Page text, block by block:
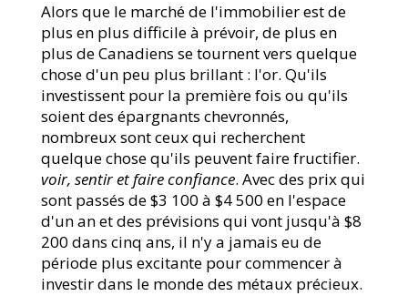
Alors que le marché de l'immobilier est de
plus en plus difficile à prévoir, de plus en
plus de Canadiens se tournent vers quelque
chose d'un peu plus brillant : l'or. Qu'ils
investissent pour la première fois ou qu'ils
soient des épargnants chevronnés,
nombreux sont ceux qui recherchent
quelque chose qu'ils peuvent faire fructifier.
voir, sentir et faire confiance. Avec des prix qui
sont passés de $3 100 à $4 500 en l'espace
d'un an et des prévisions qui vont jusqu'à $8
200 dans cinq ans, il n'y a jamais eu de
période plus excitante pour commencer à
investir dans le monde des métaux précieux.